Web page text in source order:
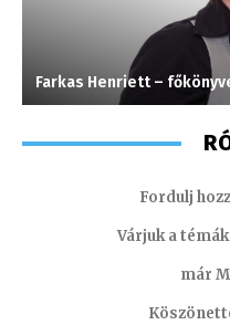
Farkas Henriett –
Fordulj
Várjuk a
már